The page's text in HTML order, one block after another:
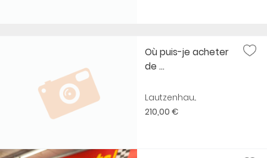
Où puis-je acheter
de ...
Lautzenhau...
210,00 €